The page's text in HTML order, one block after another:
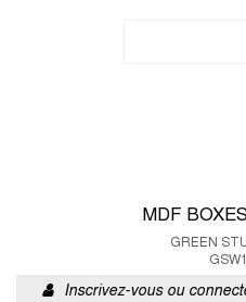
MDF
GREEN
Inscrivez-vous ou